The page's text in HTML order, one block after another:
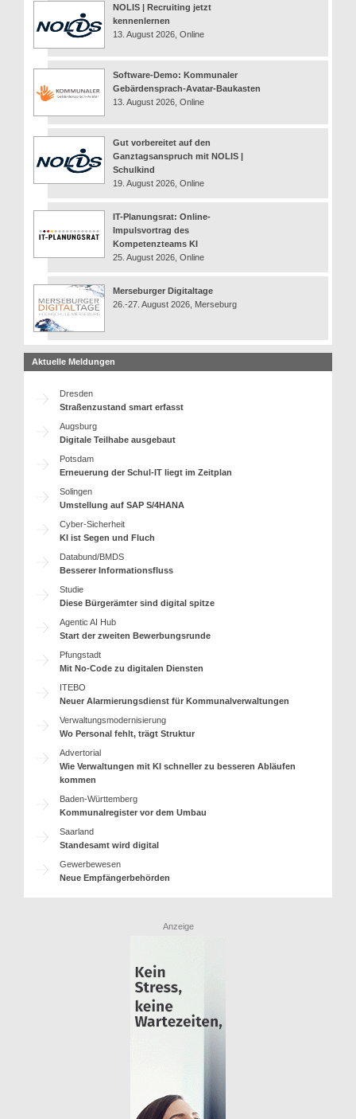
NOLIS | Recruiting jetzt
kennenlernen
13. August 2026, Online
Software-Demo: Kommunaler
Gebärdensprach-Avatar-Baukasten
13. August 2026, Online
Gut vorbereitet auf den
Ganztagsanspruch mit NOLIS |
Schulkind
19. August 2026, Online
IT-Planungsrat: Online-
Impulsvortrag des
Kompetenzteams KI
25. August 2026, Online
Merseburger Digitaltage
26.-27. August 2026, Merseburg
Aktuelle Meldungen
Dresden
Straßenzustand smart erfasst
Augsburg
Digitale Teilhabe ausgebaut
Potsdam
Erneuerung der Schul-IT liegt im Zeitplan
Solingen
Umstellung auf SAP S/4HANA
Cyber-Sicherheit
KI ist Segen und Fluch
Databund/BMDS
Besserer Informationsfluss
Studie
Diese Bürgerämter sind digital spitze
Agentic AI Hub
Start der zweiten Bewerbungsrunde
Pfungstadt
Mit No-Code zu digitalen Diensten
ITEBO
Neuer Alarmierungsdienst für Kommunalverwaltungen
Verwaltungsmodernisierung
Wo Personal fehlt, trägt Struktur
Advertorial
Wie Verwaltungen mit KI schneller zu besseren Abläufen
kommen
Baden-Württemberg
Kommunalregister vor dem Umbau
Saarland
Standesamt wird digital
Gewerbewesen
Neue Empfängerbehörden
Anzeige